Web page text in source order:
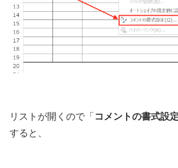
リストが開くので「 コメントの書式設定
すると、